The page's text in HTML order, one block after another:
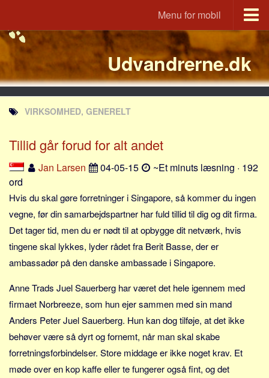
Menu for mobil
Portal
Udvandrerne.dk
Utvandrerne.no
Utvandrarna.se
Tyskland.dk
England.dk
Rusland.dk
JLKM.dk
Lande
Tyrkiet
Spanien
Frankrig
Norge
Thailand
Grækenland
USA
Udvandrerne.dk
VIRKSOMHED, GENERELT
Tillid går forud for alt andet
Jan Larsen 04-05-15
~Et minuts læsning · 192
ord
Hvis du skal gøre forretninger i Singapore, så kommer du ingen
vegne, før din samarbejdspartner har fuld tillid til dig og dit firma.
Det tager tid, men du er nødt til at opbygge dit netværk, hvis
tingene skal lykkes, lyder rådet fra Berit Basse, der er
ambassadør på den danske ambassade i Singapore.
Anne Trads Juel Sauerberg har været det hele igennem med
firmaet Norbreeze, som hun ejer sammen med sin mand
Anders Peter Juel Sauerberg. Hun kan dog tilføje, at det ikke
behøver være så dyrt og fornemt, når man skal skabe
forretningsforbindelser. Store middage er ikke noget krav. Et
møde over en kop kaffe eller te fungerer også fint, og det